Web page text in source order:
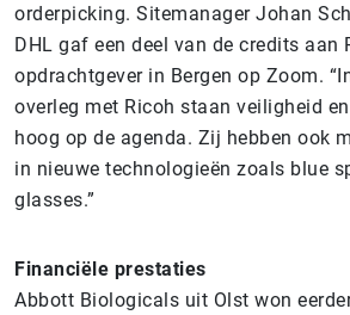
orderpicking. Sitemanager Johan
DHL gaf een deel van de credits aan
opdrachtgever in Bergen op Zoom.
overleg met Ricoh staan veiligheid
hoog op de agenda. Zij hebben ook
in nieuwe technologieën zoals blue
glasses.”
Financiële prestaties
Abbott Biologicals uit Olst won